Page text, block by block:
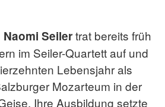
Naomi Seilertrat bereits früh
im Seiler-Quartett auf und
Lebensjahr als
Mozarteum in der
Ihre Ausbildung setzte